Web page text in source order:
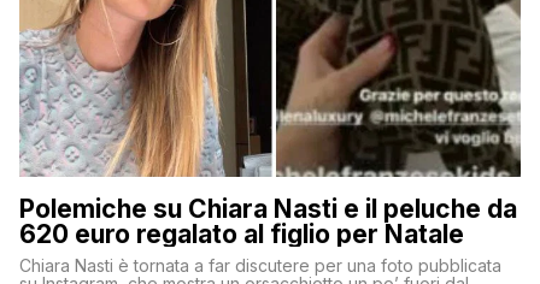
Polemiche su Chiara Nasti e il peluche da
620 euro regalato al figlio per Natale
Chiara Nasti è tornata a far discutere per una foto pubblicata